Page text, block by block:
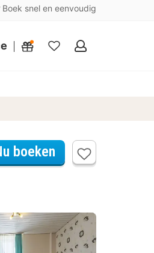
Boek snel en eenvoudig
Mijn
boeken